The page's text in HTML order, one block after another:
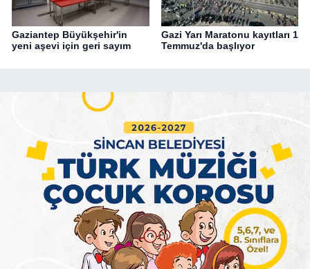
Gaziantep Büyükşehir'in
yeni aşevi için geri sayım
Gazi Yarı Maratonu kayıtları 1
Temmuz'da başlıyor